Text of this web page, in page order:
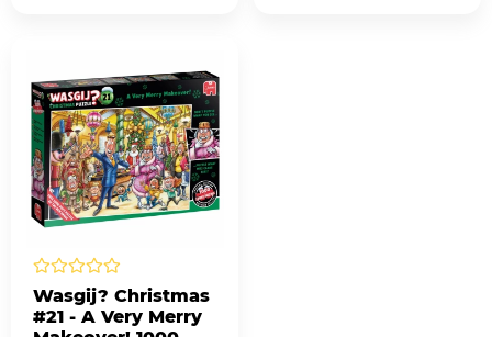
Wasgij? Christmas
#21 - A Very Merry